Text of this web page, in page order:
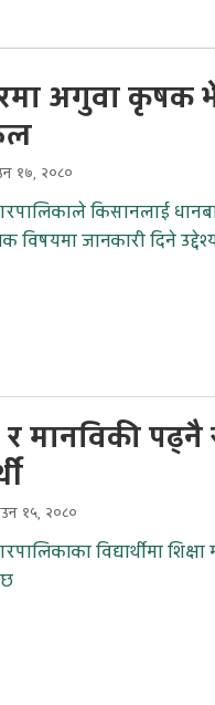
अगुवा कृषक
१७, २०८०
किसानलाई
विषयमा जानकारी दिने
र मानविकी
१५, २०८०
विद्यार्थीमा